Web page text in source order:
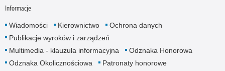
Informacje
Wiadomości Kierownictwo
Ochrona danych
Publikacje wyroków i zarządzeń
Multimedia - klauzula informacyjna
Odznaka Honorowa
Odznaka Okolicznościowa
Patronaty honorowe